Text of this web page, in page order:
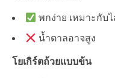
พกง่าย เหมาะกับ
น้ำตาลอาจสูง
โยเกิร์ตถ้วยแบบข้น